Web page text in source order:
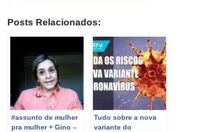
Posts Relacionados:
#assunto de mulher
pra mulher + Gino –
Tudo sobre a nova
variante do